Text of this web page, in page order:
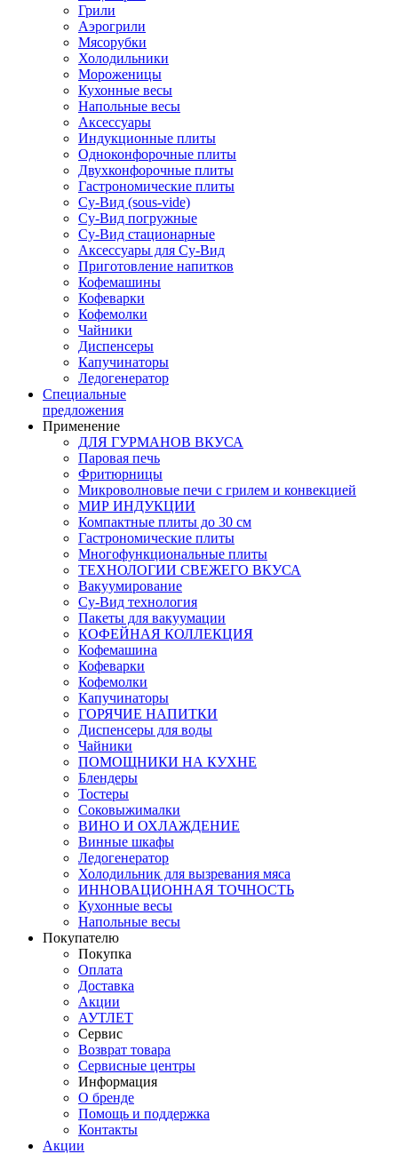
Грили
Аэрогрили
Мясорубки
Холодильники
Мороженицы
Кухонные весы
Напольные весы
Аксессуары
Индукционные плиты
Одноконфорочные плиты
Двухконфорочные плиты
Гастрономические плиты
Су-Вид (sous-vide)
Су-Вид погружные
Су-Вид стационарные
Аксессуары для Су-Вид
Приготовление напитков
Кофемашины
Кофеварки
Кофемолки
Чайники
Диспенсеры
Капучинаторы
Ледогенератор
Специальные
предложения
Применение
ДЛЯ ГУРМАНОВ ВКУСА
Паровая печь
Фритюрницы
Микроволновые печи с грилем и конвекцией
МИР ИНДУКЦИИ
Компактные плиты до 30 см
Гастрономические плиты
Многофункциональные плиты
ТЕХНОЛОГИИ СВЕЖЕГО ВКУСА
Вакуумирование
Су-Вид технология
Пакеты для вакуумации
КОФЕЙНАЯ КОЛЛЕКЦИЯ
Кофемашина
Кофеварки
Кофемолки
Капучинаторы
ГОРЯЧИЕ НАПИТКИ
Диспенсеры для воды
Чайники
ПОМОЩНИКИ НА КУХНЕ
Блендеры
Тостеры
Соковыжималки
ВИНО И ОХЛАЖДЕНИЕ
Винные шкафы
Ледогенератор
Холодильник для вызревания мяса
ИННОВАЦИОННАЯ ТОЧНОСТЬ
Кухонные весы
Напольные весы
Покупателю
Покупка
Оплата
Доставка
Акции
АУТЛЕТ
Сервис
Возврат товара
Сервисные центры
Информация
О бренде
Помощь и поддержка
Контакты
Акции